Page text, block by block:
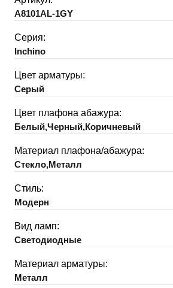
A8101AL-1GY
Серия:
Inchino
Цвет арматуры:
Серый
Цвет плафона абажура:
Белый,Черный,Коричневый
Материал плафона/абажура:
Стекло,Металл
Стиль:
Модерн
Вид ламп:
Светодиодные
Материал арматуры:
Металл